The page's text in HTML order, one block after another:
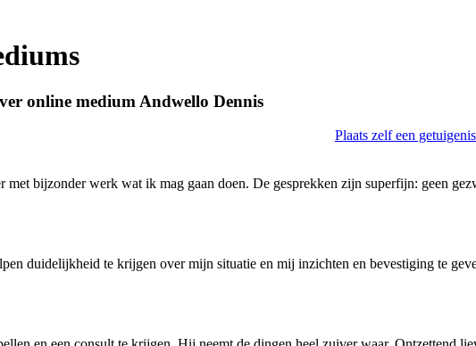
online medium Andwello Dennis
Plaats zelf een
bijzonder werk wat ik mag gaan doen. De gesprekken zijn superfijn: geen
duidelijkheid te krijgen over mijn situatie en mij inzichten en bevestiging te